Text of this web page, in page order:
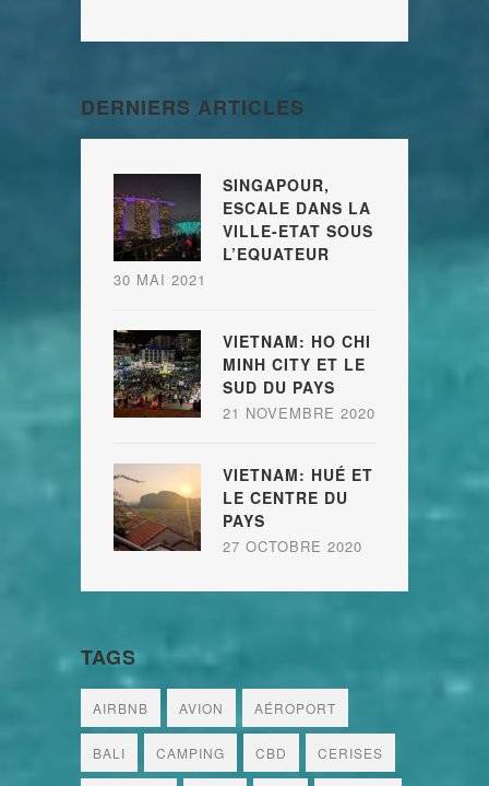
DERNIERS ARTICLES
SINGAPOUR,
ESCALE DANS LA
VILLE-ETAT SOUS
L’EQUATEUR
30 MAI 2021
VIETNAM: HO CHI
MINH CITY ET LE
SUD DU PAYS
21 NOVEMBRE 2020
VIETNAM: HUÉ ET
LE CENTRE DU
PAYS
27 OCTOBRE 2020
TAGS
AIRBNB AVION AÉROPORT
BALI CAMPING CBD CERISES